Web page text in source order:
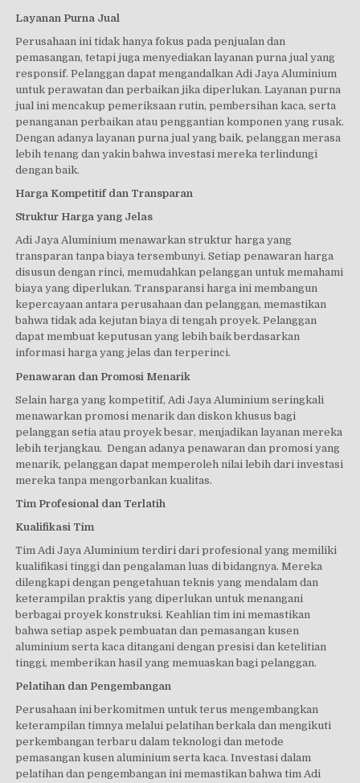
Layanan Purna Jual
Perusahaan ini tidak hanya fokus pada penjualan dan
pemasangan, tetapi juga menyediakan layanan purna jual yang
responsif. Pelanggan dapat mengandalkan Adi Jaya Aluminium
untuk perawatan dan perbaikan jika diperlukan. Layanan purna
jual ini mencakup pemeriksaan rutin, pembersihan kaca, serta
penanganan perbaikan atau penggantian komponen yang rusak.
Dengan adanya layanan purna jual yang baik, pelanggan merasa
lebih tenang dan yakin bahwa investasi mereka terlindungi
dengan baik.
Harga Kompetitif dan Transparan
Struktur Harga yang Jelas
Adi Jaya Aluminium menawarkan struktur harga yang
transparan tanpa biaya tersembunyi. Setiap penawaran harga
disusun dengan rinci, memudahkan pelanggan untuk memahami
biaya yang diperlukan. Transparansi harga ini membangun
kepercayaan antara perusahaan dan pelanggan, memastikan
bahwa tidak ada kejutan biaya di tengah proyek. Pelanggan
dapat membuat keputusan yang lebih baik berdasarkan
informasi harga yang jelas dan terperinci.
Penawaran dan Promosi Menarik
Selain harga yang kompetitif, Adi Jaya Aluminium seringkali
menawarkan promosi menarik dan diskon khusus bagi
pelanggan setia atau proyek besar, menjadikan layanan mereka
lebih terjangkau. Dengan adanya penawaran dan promosi yang
menarik, pelanggan dapat memperoleh nilai lebih dari investasi
mereka tanpa mengorbankan kualitas.
Tim Profesional dan Terlatih
Kualifikasi Tim
Tim Adi Jaya Aluminium terdiri dari profesional yang memiliki
kualifikasi tinggi dan pengalaman luas di bidangnya. Mereka
dilengkapi dengan pengetahuan teknis yang mendalam dan
keterampilan praktis yang diperlukan untuk menangani
berbagai proyek konstruksi. Keahlian tim ini memastikan
bahwa setiap aspek pembuatan dan pemasangan kusen
aluminium serta kaca ditangani dengan presisi dan ketelitian
tinggi, memberikan hasil yang memuaskan bagi pelanggan.
Pelatihan dan Pengembangan
Perusahaan ini berkomitmen untuk terus mengembangkan
keterampilan timnya melalui pelatihan berkala dan mengikuti
perkembangan terbaru dalam teknologi dan metode
pemasangan kusen aluminium serta kaca. Investasi dalam
pelatihan dan pengembangan ini memastikan bahwa tim Adi